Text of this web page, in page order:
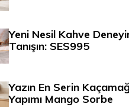
Yeni Nesil Kahve
Tanışın: SES995
Yazın En Serin
Yapımı Mango Sorbe